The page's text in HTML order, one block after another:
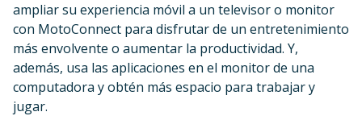
ampliar su experiencia móvil a un televisor o monitor
con MotoConnect para disfrutar de un entretenimiento
más envolvente o aumentar la productividad. Y,
además, usa las aplicaciones en el monitor de una
computadora y obtén más espacio para trabajar y
jugar.